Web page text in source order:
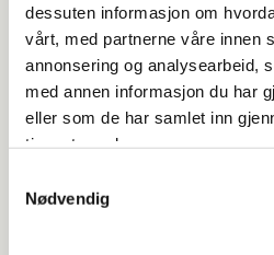
dessuten informasjon om
vårt, med partnerne våre innen
annonsering og analysearbeid,
med annen informasjon du har
eller som de har samlet inn
tjenestene deres.
Nødvendig
Leveringsinformasjon
Dokumentasjon
Alternative produkter